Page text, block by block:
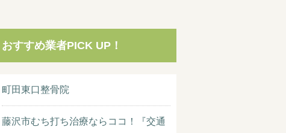
おすすめ業者PICK UP！
町田東口整骨院
藤沢市むち打ち治療ならココ！『交通